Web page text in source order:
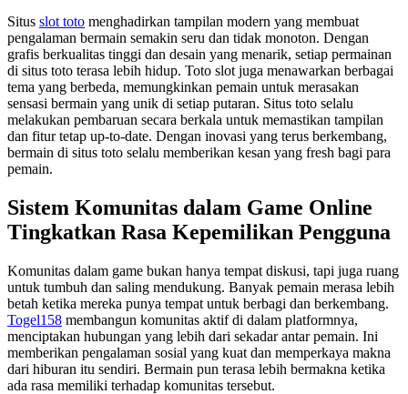
Situs slot toto menghadirkan tampilan modern yang membuat
pengalaman bermain semakin seru dan tidak monoton. Dengan
grafis berkualitas tinggi dan desain yang menarik, setiap permainan
di situs toto terasa lebih hidup. Toto slot juga menawarkan berbagai
tema yang berbeda, memungkinkan pemain untuk merasakan
sensasi bermain yang unik di setiap putaran. Situs toto selalu
melakukan pembaruan secara berkala untuk memastikan tampilan
dan fitur tetap up-to-date. Dengan inovasi yang terus berkembang,
bermain di situs toto selalu memberikan kesan yang fresh bagi para
pemain.
Sistem Komunitas dalam Game Online
Tingkatkan Rasa Kepemilikan Pengguna
Komunitas dalam game bukan hanya tempat diskusi, tapi juga ruang
untuk tumbuh dan saling mendukung. Banyak pemain merasa lebih
betah ketika mereka punya tempat untuk berbagi dan berkembang.
Togel158 membangun komunitas aktif di dalam platformnya,
menciptakan hubungan yang lebih dari sekadar antar pemain. Ini
memberikan pengalaman sosial yang kuat dan memperkaya makna
dari hiburan itu sendiri. Bermain pun terasa lebih bermakna ketika
ada rasa memiliki terhadap komunitas tersebut.